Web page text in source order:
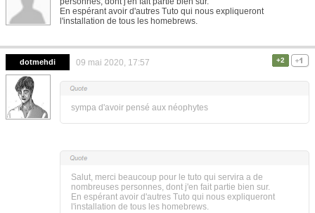
En espérant avoir d'autres Tuto qui nous expliqueront
l'installation de tous les homebrews.
dotmehdi 09 mai 2020, 17:57 +2
sympa d'avoir pensé aux néophytes
Salut, merci beaucoup pour le tuto qui servira a de
nombreuses personnes, dont j'en fait partie bien sur.
En espérant avoir d'autres Tuto qui nous expliqueront
l'installation de tous les homebrews.